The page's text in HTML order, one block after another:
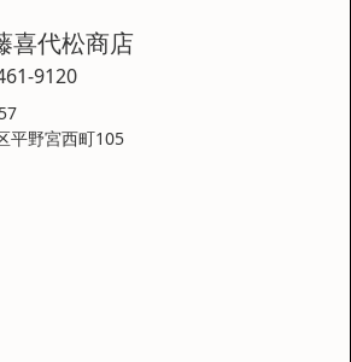
喜代松商店
9120
平野宮西町105